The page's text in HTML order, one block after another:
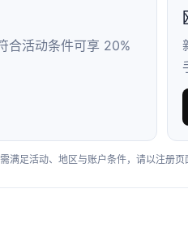
合活动条件可享 20%
满足活动、地区与账户条件，请以注册